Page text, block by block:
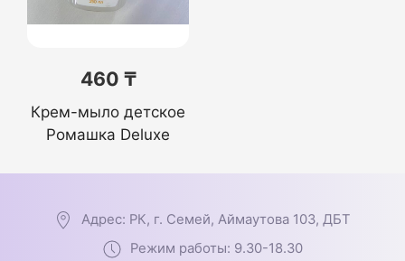
460 ₸
Крем-мыло детское
Ромашка Deluxe
Адрес: РК, г. Семей, Аймаутова 103, ДБТ
Режим работы: 9.30-18.30